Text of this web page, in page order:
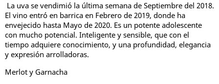
La uva se vendimió la última semana de Septiembre del 2018.
El vino entró en barrica en Febrero de 2019, donde ha
envejecido hasta Mayo de 2020. Es un potente adolescente
con mucho potencial. Inteligente y sensible, que con el
tiempo adquiere conocimiento, y una profundidad, elegancia
y expresión arrolladoras.
Merlot y Garnacha